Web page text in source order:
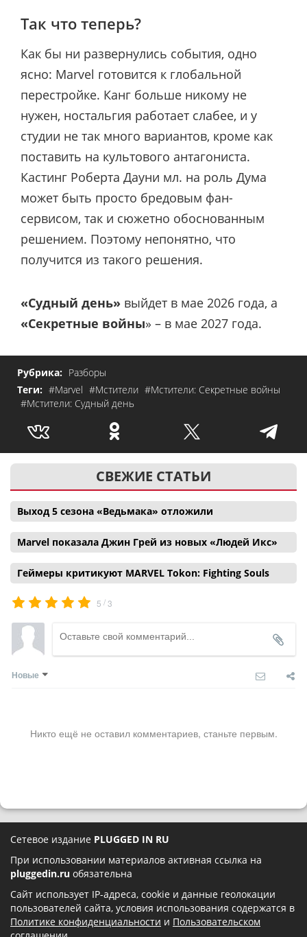
Так что теперь?
Как бы ни развернулись события, одно
ясно: Marvel готовится к глобальной
перестройке. Канг больше никому не
нужен, ностальгия работает слабее, и у
студии не так много вариантов, кроме как
поставить на культового антагониста.
Кастинг Роберта Дауни мл. на роль Дума
может быть просто бредовым фан-
сервисом, так и сюжетно обоснованным
решением. Поэтому непонятно, что
получится из такого решения.
«Судный день» выйдет в мае 2026 года, а
«Секретные войны» – в мае 2027 года.
Рубрика: Разборы
Теги: #Marvel #Мстители #Мстители: Секретные войны
#Мстители: Судный день
СВЕЖИЕ СТАТЬИ
Выход 5 сезона «Ведьмака» отложили
Marvel показала Джин Грей из новых «Людей Икс»
Геймеры критикуют MARVEL Tokon: Fighting Souls
5 /3
Новые
Никто ещё не оставил комментариев, станьте первым.
Сетевое издание PLUGGED IN RU
При использовании материалов активная ссылка на
pluggedin.ru обязательна
Сайт использует IP-адреса, cookie и данные геолокации
пользователей сайта, условия использования содержатся в
Политике конфиденциальности и Пользовательском